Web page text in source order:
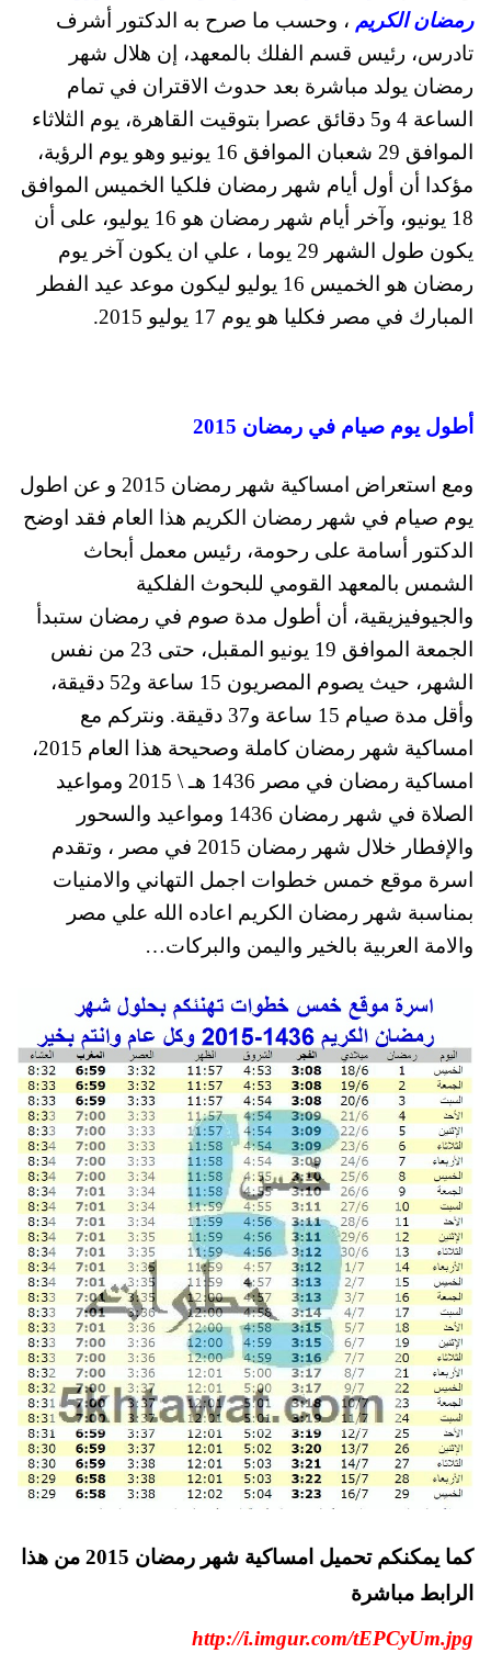
رمضان الكريم ، وحسب ما صرح به الدكتور أشرف
تادرس، رئيس قسم الفلك بالمعهد، إن هلال شهر
رمضان يولد مباشرة بعد حدوث الاقتران في تمام
الساعة 4 و5 دقائق عصرا بتوقيت القاهرة، يوم الثلاثاء
الموافق 29 شعبان الموافق 16 يونيو وهو يوم الرؤية،
مؤكدا أن أول أيام شهر رمضان فلكيا الخميس الموافق
18 يونيو، وآخر أيام شهر رمضان هو 16 يوليو، على أن
يكون طول الشهر 29 يوما ، علي ان يكون آخر يوم
رمضان هو الخميس 16 يوليو ليكون موعد عيد الفطر
المبارك في مصر فكليا هو يوم 17 يوليو 2015.
أطول يوم صيام في رمضان 2015
ومع استعراض امساكية شهر رمضان 2015 و عن اطول
يوم صيام في شهر رمضان الكريم هذا العام فقد اوضح
الدكتور أسامة على رحومة، رئيس معمل أبحاث
الشمس بالمعهد القومي للبحوث الفلكية
والجيوفيزيقية، أن أطول مدة صوم في رمضان ستبدأ
الجمعة الموافق 19 يونيو المقبل، حتى 23 من نفس
الشهر، حيث يصوم المصريون 15 ساعة و52 دقيقة،
وأقل مدة صيام 15 ساعة و37 دقيقة. ونتركم مع
امساكية شهر رمضان كاملة وصحيحة هذا العام 2015،
امساكية رمضان في مصر 1436 هـ \ 2015 ومواعيد
الصلاة في شهر رمضان 1436 ومواعيد والسحور
والإفطار خلال شهر رمضان 2015 في مصر ، وتقدم
اسرة موقع خمس خطوات اجمل التهاني والامنيات
بمناسبة شهر رمضان الكريم اعاده الله علي مصر
والامة العربية بالخير واليمن والبركات…
كما يمكنكم تحميل امساكية شهر رمضان 2015 من هذا
الرابط مباشرة
http://i.imgur.com/tEPCyUm.jpg